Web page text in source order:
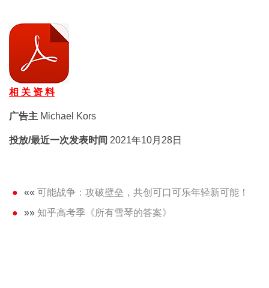
相 关 资 料
广告主 Michael Kors
投放/最近一次发表时间 2021年10月28日
«« 可能战争：攻破壁垒，共创可口可乐年轻新可能！
»» 知乎高考季《所有雪琴的答案》